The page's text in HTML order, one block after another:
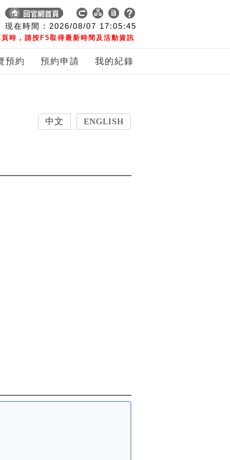
現在時間 : 2026/08/07 17:05:46
時，請按F5取得最新時間及活動資訊
預約 預約申請 我的紀錄
ENGLISH